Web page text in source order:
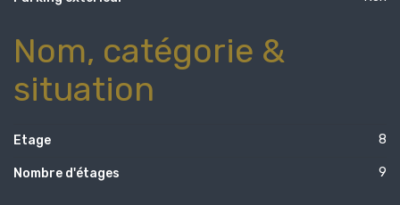
Nom, catégorie &
situation
Etage 8
Nombre d'étages 9